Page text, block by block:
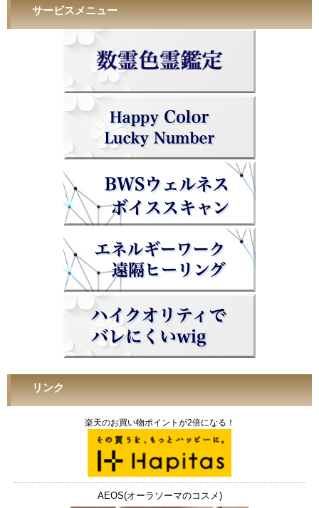
サービスメニュー
リンク
楽天のお買い物ポイントが2倍になる！
AEOS(オーラソーマのコスメ)